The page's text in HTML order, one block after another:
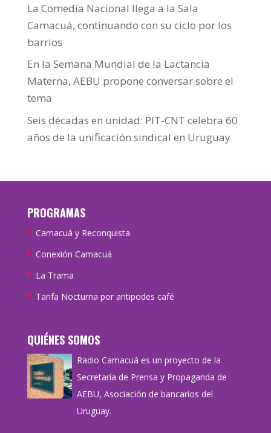
La Comedia Nacional llega a la Sala
Camacuá, continuando con su ciclo por los
barrios
En la Semana Mundial de la Lactancia
Materna, AEBU propone conversar sobre el
tema
Seis décadas en unidad: PIT-CNT celebra 60
años de la unificación sindical en Uruguay
PROGRAMAS
Camacuá y Reconquista
Conexión Camacuá
La Trama
Tarifa Nocturna por antipodes café
QUIÉNES SOMOS
Radio Camacuá es un proyecto de la
Secretaría de Prensa y Propaganda de
AEBU, Asociación de bancarios del
Uruguay.